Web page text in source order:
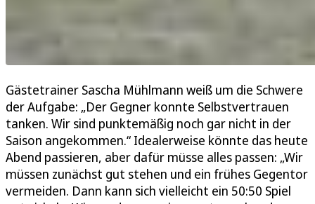
Gästetrainer Sascha Mühlmann weiß um die Schwere
der Aufgabe: „Der Gegner konnte Selbstvertrauen
tanken. Wir sind punktemäßig noch gar nicht in der
Saison angekommen.“ Idealerweise könnte das heute
Abend passieren, aber dafür müsse alles passen: „Wir
müssen zunächst gut stehen und ein frühes Gegentor
vermeiden. Dann kann sich vielleicht ein 50:50 Spiel